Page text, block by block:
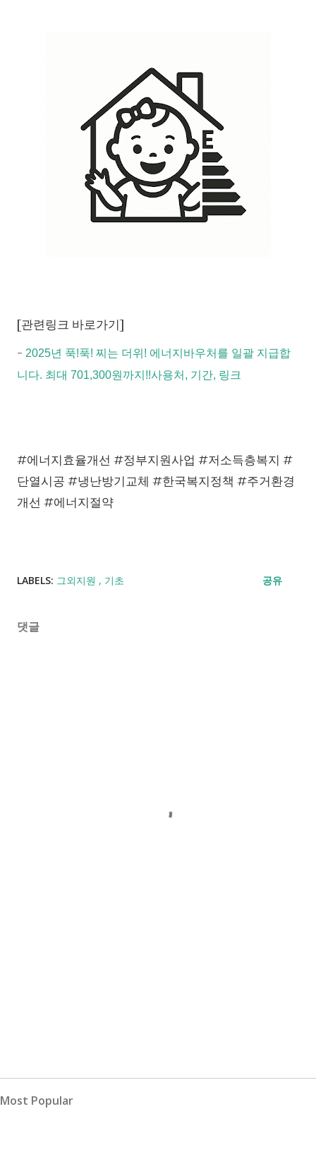
[관련링크 바로가기]
- 2025년 푹!푹! 찌는 더위! 에너지바우처를 일괄 지급합
니다. 최대 701,300원까지!!사용처, 기간, 링크
#에너지효율개선 #정부지원사업 #저소득층복지 #
단열시공 #냉난방기교체 #한국복지정책 #주거환경
개선 #에너지절약
LABELS: 그외지원 기초 공유
댓글
Most Popular